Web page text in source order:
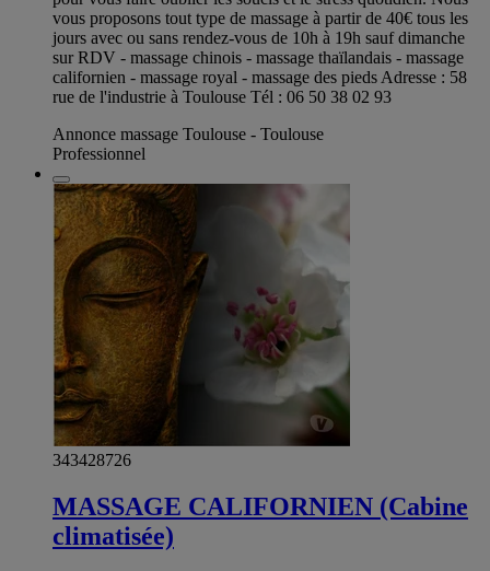
vous proposons tout type de massage à partir de 40€ tous les
jours avec ou sans rendez-vous de 10h à 19h sauf dimanche
sur RDV - massage chinois - massage thaïlandais - massage
californien - massage royal - massage des pieds Adresse : 58
rue de l'industrie à Toulouse Tél : 06 50 38 02 93
Annonce massage Toulouse - Toulouse
Professionnel
343428726
MASSAGE CALIFORNIEN (Cabine
climatisée)